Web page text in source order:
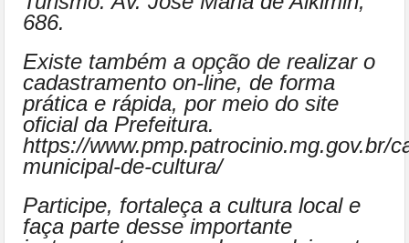
686.
Existe também a opção de realizar o
cadastramento on-line, de forma
prática e rápida, por meio do site
oficial da Prefeitura.
https://www.pmp.patrocinio.mg.gov.br/
municipal-de-cultura/
Participe, fortaleça a cultura local e
faça parte desse importante